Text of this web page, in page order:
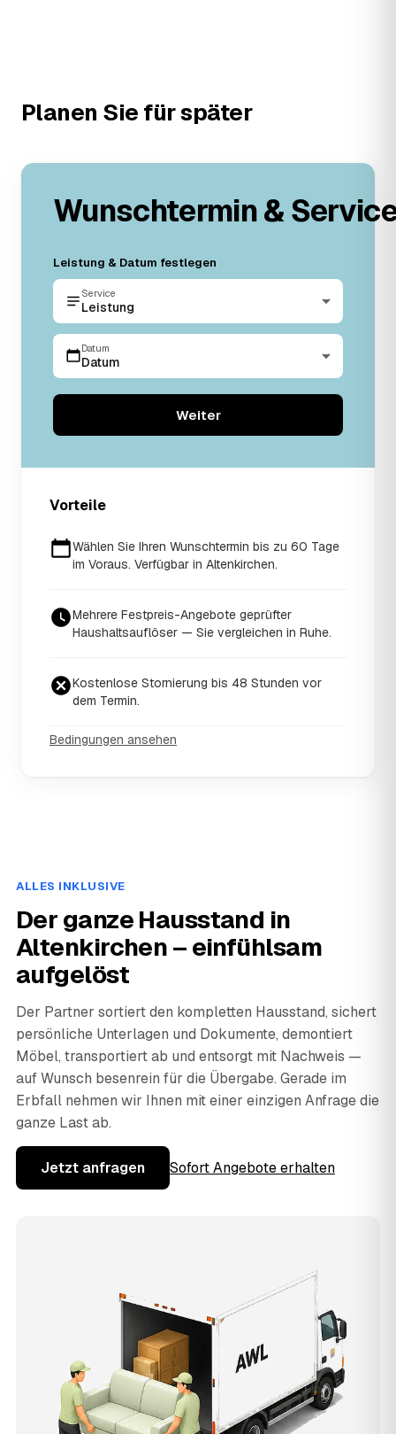
Planen Sie für später
Wunschtermin &
Leistung & Datum festlegen
Service
Leistung
Datum
Datum
Weiter
Vorteile
Wählen Sie Ihren Wunschtermin bis zu 60 Tage
im Voraus. Verfügbar in Altenkirchen.
Mehrere Festpreis-Angebote geprüfter
Haushaltsauflöser — Sie vergleichen in Ruhe.
Kostenlose Stornierung bis 48 Stunden vor
dem Termin.
Bedingungen ansehen
ALLES INKLUSIVE
Der ganze Hausstand in
Altenkirchen – einfühlsam
aufgelöst
Der Partner sortiert den kompletten Hausstand, sichert
persönliche Unterlagen und Dokumente, demontiert
Möbel, transportiert ab und entsorgt mit Nachweis —
auf Wunsch besenrein für die Übergabe. Gerade im
Erbfall nehmen wir Ihnen mit einer einzigen Anfrage die
ganze Last ab.
Jetzt anfragen Sofort Angebote erhalten